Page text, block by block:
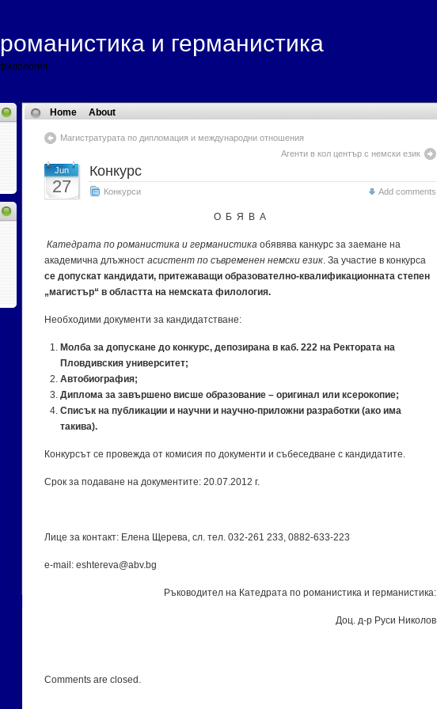
и германистика
Home About
Магистратурата по дипломация и международни отношения
Агенти в кол център с немски език
Jun
27
Конкурс
Конкурси Add comments
О Б Я В А
Катедрата по романистика и германистикаобявява канкурс за заемане на
академична длъжност асистент по съвременен немски език. За участие в конкурса
се допускат кандидати, притежаващи образователно-квалифика­ционната степен
„магистър“ в областта на немската филология.
Необходими документи за кандидатстване:
Молба за допускане до конкурс, депозирана в каб. 222 на Ректората на
Пловдивския университет;
Автобиография;
Диплома за завършено висше образование – оригинал или ксерокопие;
Списък на публикации и научни и научно-приложни разработки (ако има
такива).
Конкурсът се провежда от комисия по документи и събеседване с кандидатите.
Срок за подаване на документите: 20.07.2012 г.
Лице за контакт: Елена Щерева, сл. тел. 032-261 233, 0882-633-223
e-mail: eshtereva@abv.bg
Ръководител на Катедрата по романистика и германистика:
Доц. д-р Руси Николов
Comments are closed.